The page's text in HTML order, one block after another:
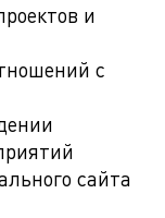
и
с
сайта